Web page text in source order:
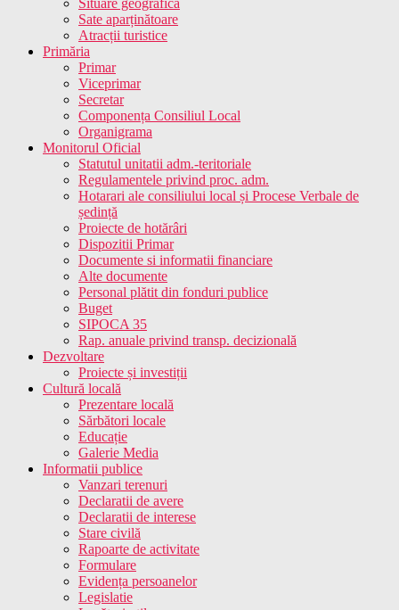
Situare geografică
Sate aparținătoare
Atracții turistice
Primăria
Primar
Viceprimar
Secretar
Componența Consiliul Local
Organigrama
Monitorul Oficial
Statutul unitatii adm.-teritoriale
Regulamentele privind proc. adm.
Hotarari ale consiliului local și Procese Verbale de
ședință
Proiecte de hotărâri
Dispozitii Primar
Documente si informatii financiare
Alte documente
Personal plătit din fonduri publice
Buget
SIPOCA 35
Rap. anuale privind transp. decizională
Dezvoltare
Proiecte și investiții
Cultură locală
Prezentare locală
Sărbători locale
Educație
Galerie Media
Informatii publice
Vanzari terenuri
Declaratii de avere
Declaratii de interese
Stare civilă
Rapoarte de activitate
Formulare
Evidența persoanelor
Legislatie